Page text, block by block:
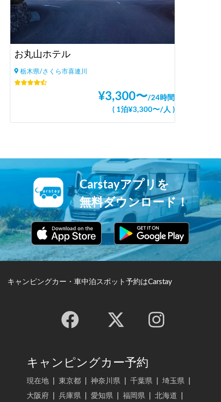
お丸山ホテル
栃木県/さくら市喜連川
¥3,300〜/24時間
( 1泊¥3,300〜/ 人 )
Carstayアプリを
無料ダウンロード！
キャンピングカー・車中泊スポット予約はCarstay
キャンピングカー予約
現在地 東京都 神奈川県 千葉県 埼玉県
大阪府
兵庫県 愛知県 福岡県 北海道